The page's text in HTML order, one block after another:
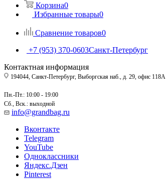
Корзина0
Избранные товары0
Сравнение товаров0
+7 (953) 370-0603Санкт-Петербург
Контактная информация
194044, Санкт-Петербург, Выборгская наб., д. 29, офис 118А
Пн.-Пт.: 10:00 - 19:00
Сб., Вск.: выходной
info@grandbag.ru
Вконтакте
Telegram
YouTube
Одноклассники
Яндекс.Дзен
Pinterest